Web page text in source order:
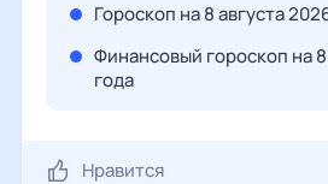
Гороскоп на 8 августа
Финансовый гороскоп на
года
Нравится